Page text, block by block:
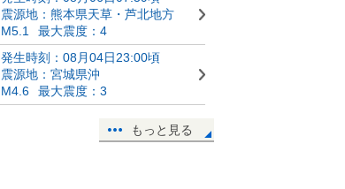
震源地：熊本県天草・芦北地方
M5.1
最大震度：4
発生時刻：08月04日23:00頃
震源地：宮城県沖
M4.6
最大震度：3
もっと見る